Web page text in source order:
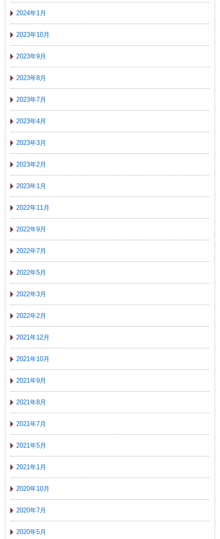
2024年1月
2023年10月
2023年9月
2023年8月
2023年7月
2023年4月
2023年3月
2023年2月
2023年1月
2022年11月
2022年9月
2022年7月
2022年5月
2022年3月
2022年2月
2021年12月
2021年10月
2021年9月
2021年8月
2021年7月
2021年5月
2021年1月
2020年10月
2020年7月
2020年5月